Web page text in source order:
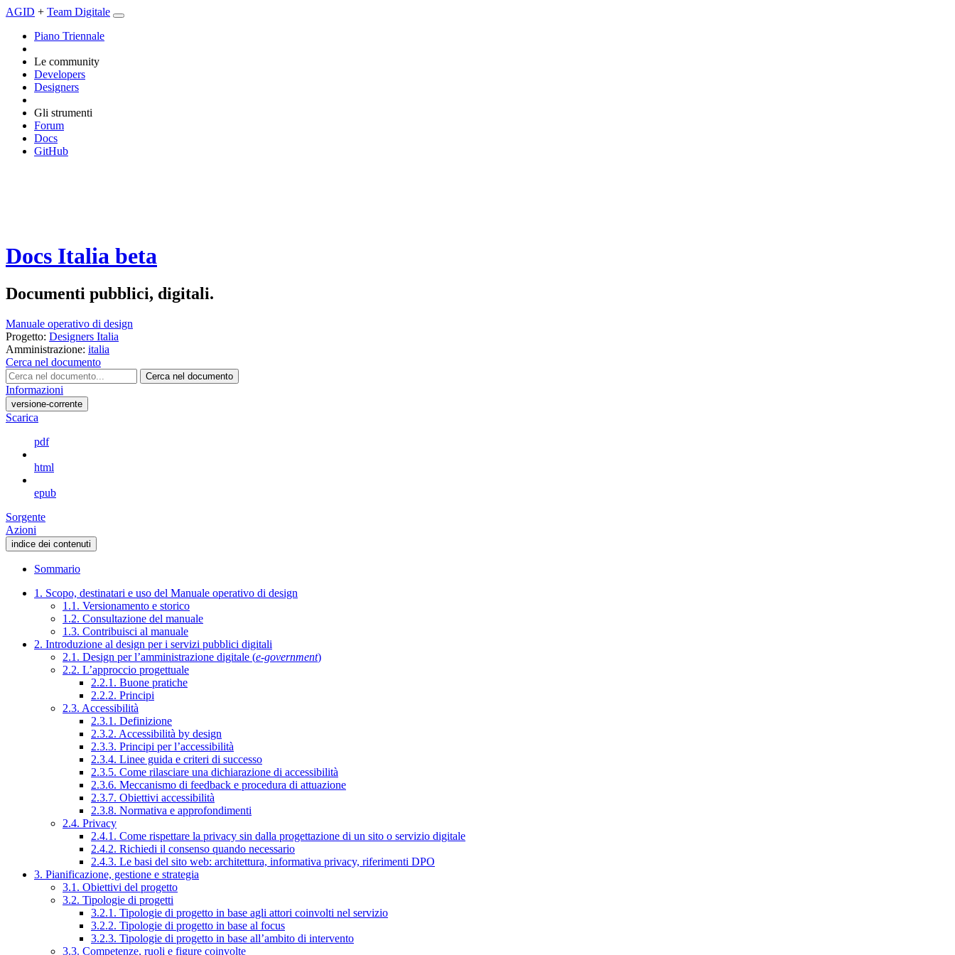
AGID + Team Digitale
Piano Triennale
Le community
Developers
Designers
Gli strumenti
Forum
Docs
GitHub
Docs Italia beta
Documenti pubblici, digitali.
Manuale operativo di design
Progetto: Designers Italia
Amministrazione: italia
Cerca nel documento
Cerca nel documento
Informazioni
versione-corrente
Scarica
pdf
html
epub
Sorgente
Azioni
indice dei contenuti
Sommario
1. Scopo, destinatari e uso del Manuale operativo di design
1.1. Versionamento e storico
1.2. Consultazione del manuale
1.3. Contribuisci al manuale
2. Introduzione al design per i servizi pubblici digitali
2.1. Design per l’amministrazione digitale (e-government)
2.2. L’approccio progettuale
2.2.1. Buone pratiche
2.2.2. Principi
2.3. Accessibilità
2.3.1. Definizione
2.3.2. Accessibilità by design
2.3.3. Principi per l’accessibilità
2.3.4. Linee guida e criteri di successo
2.3.5. Come rilasciare una dichiarazione di accessibilità
2.3.6. Meccanismo di feedback e procedura di attuazione
2.3.7. Obiettivi accessibilità
2.3.8. Normativa e approfondimenti
2.4. Privacy
2.4.1. Come rispettare la privacy sin dalla progettazione di un sito o servizio digitale
2.4.2. Richiedi il consenso quando necessario
2.4.3. Le basi del sito web: architettura, informativa privacy, riferimenti DPO
3. Pianificazione, gestione e strategia
3.1. Obiettivi del progetto
3.2. Tipologie di progetti
3.2.1. Tipologie di progetto in base agli attori coinvolti nel servizio
3.2.2. Tipologie di progetto in base al focus
3.2.3. Tipologie di progetto in base all’ambito di intervento
3.3. Competenze, ruoli e figure coinvolte